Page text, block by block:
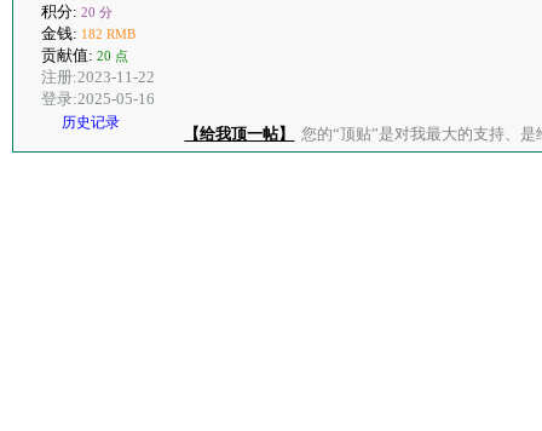
积分: 20 分
金钱: 182 RMB
贡献值: 20 点
注册:2023-11-22
登录:2025-05-16
历史记录
【给我顶一帖】 您的“顶贴”是对我最大的支持、